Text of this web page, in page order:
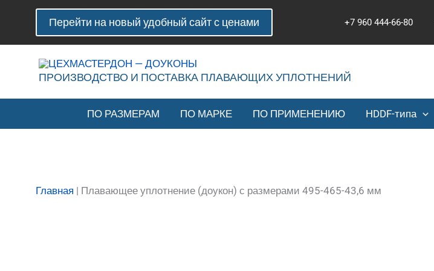
Перейти
содержимому
Перейти на новый удобный сайт с ценами +7 960 444-66-80
ПРОИЗВОДСТВО И ПОСТАВКА ПЛАВАЮЩИХ УПЛОТНЕНИЙ
ПО РАЗМЕРАМ ПО МАРКЕ ПО ПРИМЕНЕНИЮ HDDF-типа
Главная | Плавающее уплотнение (доукон) с размерами 495-465-43,6 мм
Количество
товара
Плавающее
уплотнение
(доукон)
размерами
495-